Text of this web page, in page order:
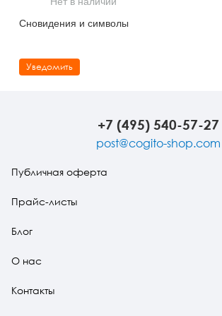
Другие направления психотерапии
Социальная психология
Классический и юнгианский психоанализ
Сновидения и символы
Уведомить
+7 (495) 540-57-27
post@cogito-shop.com
Публичная оферта
Прайс-листы
Блог
О нас
Контакты